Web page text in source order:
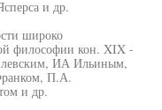
и др.
широко
философии кон. XIX -
ИА Ильиным,
П.А.
и др.